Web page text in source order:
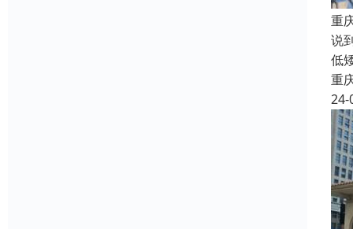
重
说
低
重
24-